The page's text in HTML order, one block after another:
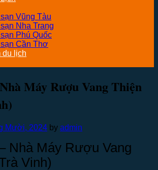
Vũng Tàu
Nha Trang
Phú Quốc
Cần Thơ
du lịch
Máy Rượu Vang Thiện
Mười, 2024 by admin
Nhà Máy Rượu Vang
Vinh)